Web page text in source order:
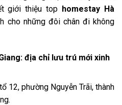
giới thiệu top homestay Hà
cho những đôi chân đi không
địa chỉ lưu trú mới xinh
12, phường Nguyễn Trãi, thành